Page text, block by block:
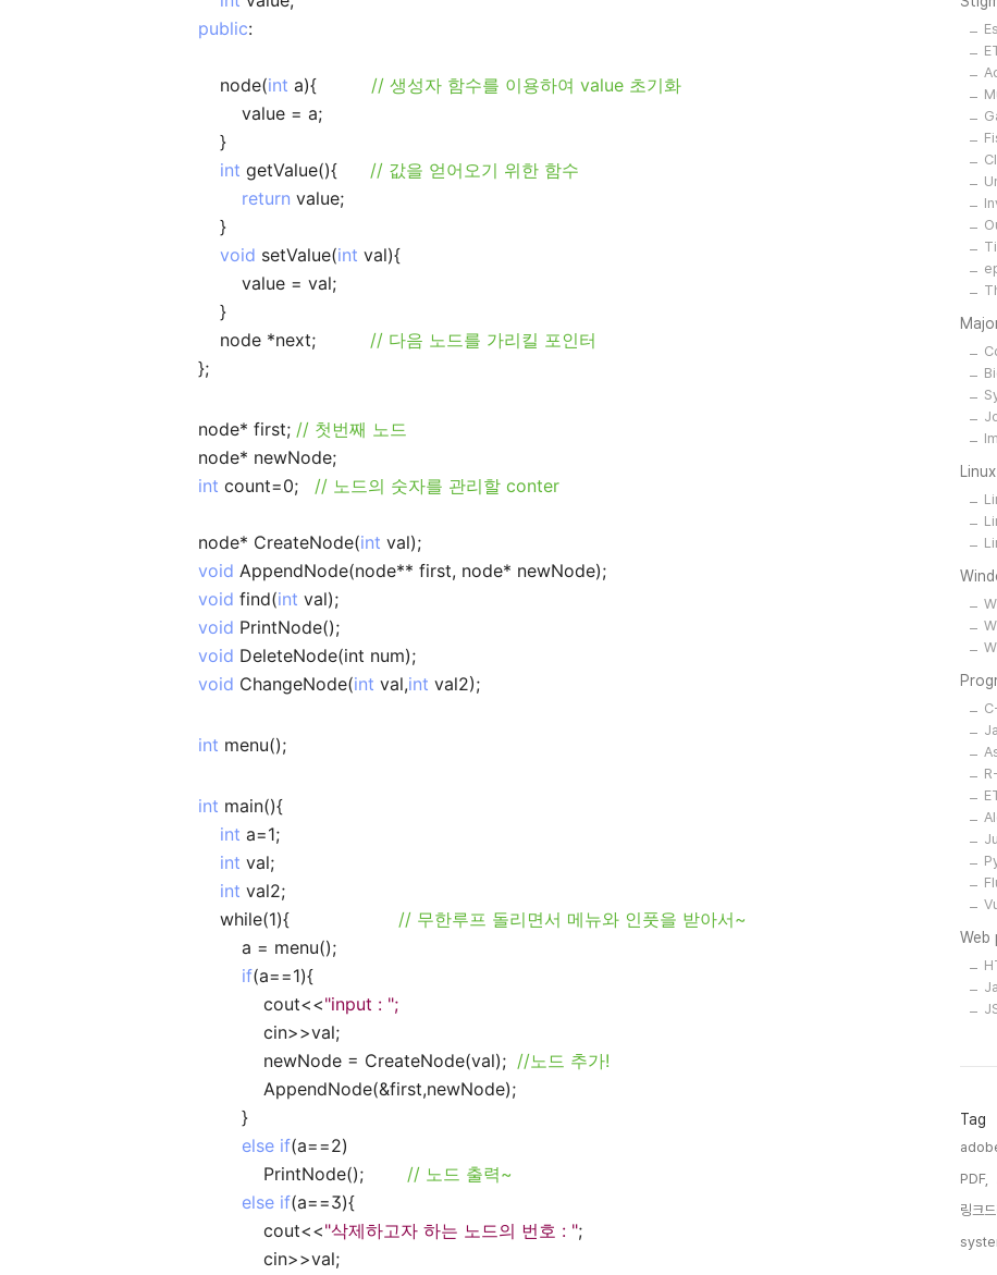
public:
node(int a){ // 생성자 함수를 이용하여 value 초기화
value = a;
}
int getValue(){
// 값을 얻어오기 위한 함수
return value;
}
void setValue(int val){
value = val;
}
node *next;
// 다음 노드를 가리킬 포인터
};
node* first; // 첫번째 노드
node* newNode;
int count=0; // 노드의 숫자를 관리할 conter
node* CreateNode(int val);
void AppendNode(node** first, node* newNode);
void find(int val);
void PrintNode();
void DeleteNode(int num);
void ChangeNode(int val,int val2);
int menu();
int main(){
int a=1;
int val;
int val2;
while(1){
// 무한루프 돌리면서 메뉴와 인풋을 받아서~
a = menu();
if(a==1){
cout<<"input : ";
cin>>val;
newNode = CreateNode(val); //노드 추가!
AppendNode(&first,newNode);
}
else if(a==2)
PrintNode();
// 노드 출력~
else if(a==3){
cout<<"삭제하고자 하는 노드의 번호 : ";
cin>>val;
Linux
Web
Tag
PDF,
링크